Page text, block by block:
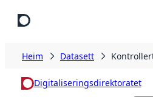
Heim Datasett
Digitaliseringsdirektoratet